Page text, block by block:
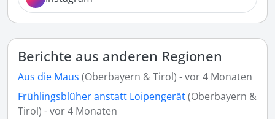
Berichte aus anderen Regionen
Aus die Maus (Oberbayern & Tirol) - vor 4 Monaten
Frühlingsblüher anstatt Loipengerät(Oberbayern &
Tirol) - vor 4 Monaten